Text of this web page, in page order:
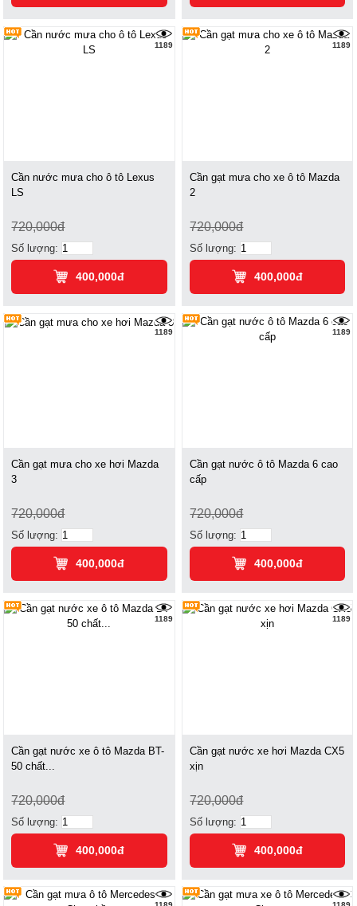
1189
Cần nước mưa cho ô tô Lexus
LS
720,000đ
Số lượng:
400,000đ
1189
Cần gạt mưa cho xe ô tô Mazda
2
720,000đ
Số lượng:
400,000đ
1189
Cần gạt mưa cho xe hơi Mazda
3
720,000đ
Số lượng:
400,000đ
1189
Cần gạt nước ô tô Mazda 6 cao
cấp
720,000đ
Số lượng:
400,000đ
1189
Cần gạt nước xe ô tô Mazda BT-
50 chất...
720,000đ
Số lượng:
400,000đ
1189
Cần gạt nước xe hơi Mazda CX5
xịn
720,000đ
Số lượng:
400,000đ